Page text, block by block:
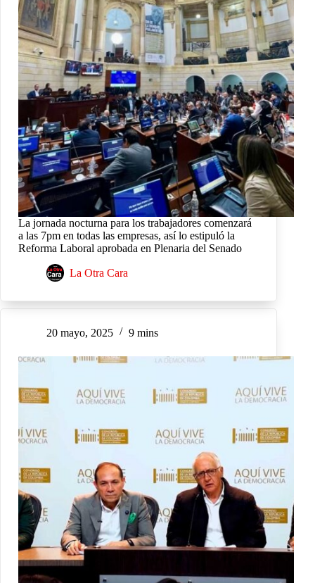
La jornada nocturna para los trabajadores comenzará
a las 7pm en todas las empresas, así lo estipuló la
Reforma Laboral aprobada en Plenaria del Senado
La Otra Cara
20 mayo, 2025 9 mins